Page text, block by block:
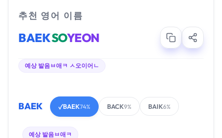
추천 영어 이름
BAEKSOYEON
예상 발음ㅂ애ㅋ ㅅ오이어ㄴ
BAEK ✓BAEK74% BACK9% BAIK6%
예상 발음ㅂ애ㅋ